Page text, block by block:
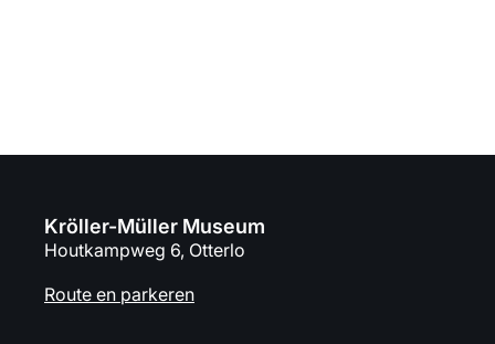
Kröller-Müller Museum
Houtkampweg 6, Otterlo
Route en parkeren